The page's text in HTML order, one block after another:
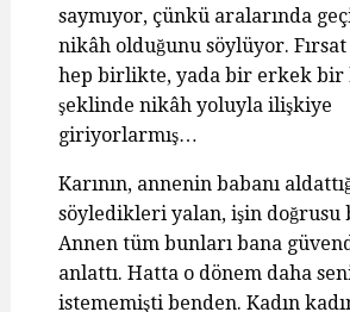
saymıyor, çünkü aralarında
nikâh olduğunu söylüyor.
hep birlikte, yada bir erkek bir
şeklinde nikâh yoluyla ilişkiye
giriyorlarmış…
Karının, annenin babanı
söyledikleri yalan, işin doğrusu
Annen tüm bunları bana
anlattı. Hatta o dönem daha
istememişti benden. Kadın